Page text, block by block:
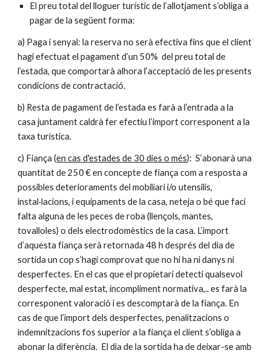
El preu total del lloguer turístic de l’allotjament s’obliga a
pagar de la següent forma:
a) Paga i senyal: la reserva no serà efectiva fins que el client
hagi efectuat el pagament d’un 50% del preu total de
l’estada, que comportarà alhora l’acceptació de les presents
condicions de contractació.
b) Resta de pagament de l’estada es farà a l’entrada a la
casa juntament caldrà fer efectiu l’import corresponent a la
taxa turística.
c) Fiança (en cas d'estades de 30 dies o més): S’abonarà una
quantitat de 250 € en concepte de fiança com a resposta a
possibles deterioraments del mobiliari i/o utensilis,
instal·lacions, i equipaments de la casa, neteja o bé que faci
falta alguna de les peces de roba (llençols, mantes,
tovalloles) o dels electrodomèstics de la casa. L’import
d’aquesta fiança serà retornada 48 h després del dia de
sortida un cop s’hagi comprovat que no hi ha ni danys ni
desperfectes. En el cas que el propietari detecti qualsevol
desperfecte, mal estat, incompliment normativa,.. es farà la
corresponent valoració i es descomptarà de la fiança. En
cas de que l’import dels desperfectes, penalitzacions o
indemnitzacions fos superior a la fiança el client s’obliga a
abonar la diferència. El dia de la sortida ha de deixar-se amb